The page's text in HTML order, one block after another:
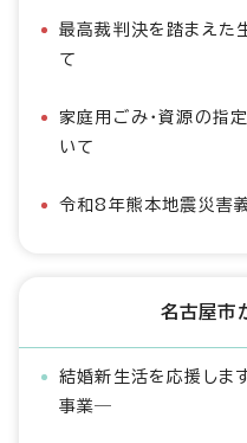
最高裁判決を踏まえた
て
家庭用ごみ・資源の指
いて
令和8年熊本地震災害
名古屋市
結婚新生活を応援しま
事業―